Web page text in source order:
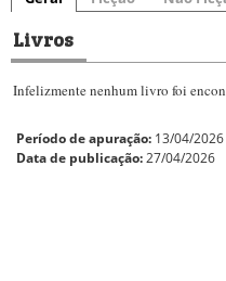
Livros
Infelizmente nenhum livro foi
Período de apuração: 13/04/
Data de publicação:27/04/2026